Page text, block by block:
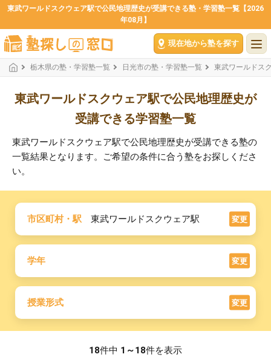
東武ワールドスクウェア駅で公民地理歴史が受講できる塾・学習塾一覧【2026
年08月】
現在地から塾を探す
栃木県の塾・学習塾一覧 日光市の塾・学習塾一覧 東武ワールドス
東武ワールドスクウェア駅で公民地理歴史が
受講できる学習塾一覧
東武ワールドスクウェア駅で公民地理歴史が受講できる塾の
一覧結果となります。ご希望の条件に合う塾をお探しくださ
い。
市区町村・駅 東武ワールドスクウェア駅 変更
学年 変更
授業形式 変更
18件中 1～18件を表示